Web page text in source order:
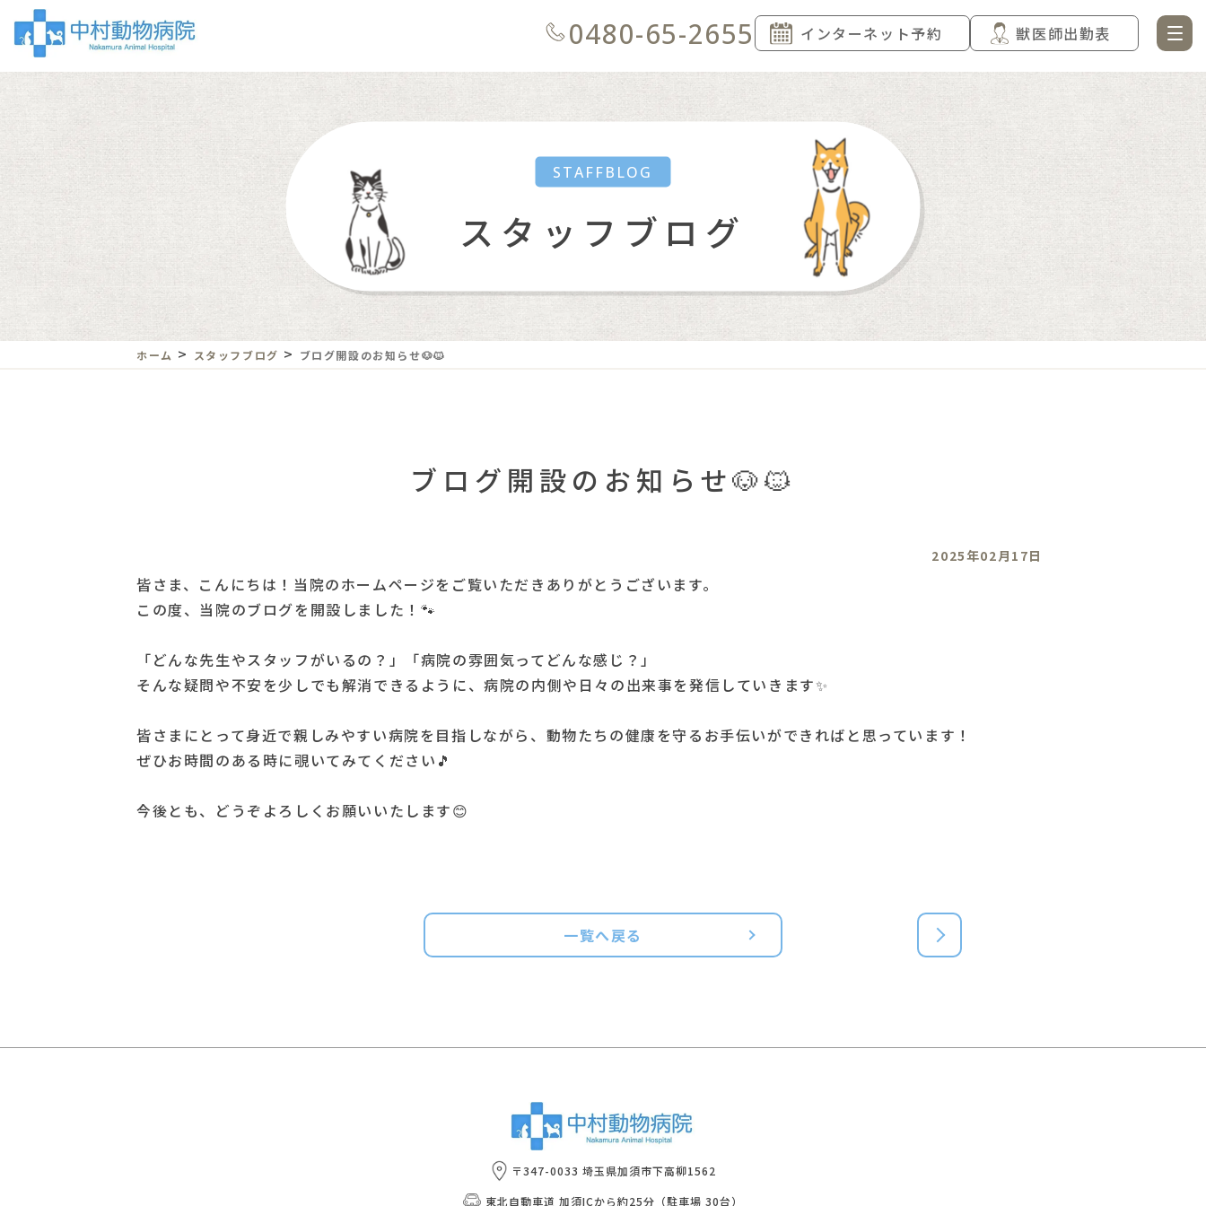
0480-65-2655 インターネット予約 獣医師出勤表
スタッフブログ
STAFFBLOG
ホーム > スタッフブログ > ブログ開設のお知らせ🐶🐱
ブログ開設のお知らせ🐶🐱
2025年02月17日
皆さま、こんにちは！当院のホームページをご覧いただきありがとうございます。
この度、当院のブログを開設しました！🐾
「どんな先生やスタッフがいるの？」「病院の雰囲気ってどんな感じ？」
そんな疑問や不安を少しでも解消できるように、病院の内側や日々の出来事を発信していきます✨
皆さまにとって身近で親しみやすい病院を目指しながら、動物たちの健康を守るお手伝いができればと思っています！
ぜひお時間のある時に覗いてみてください🎵
今後とも、どうぞよろしくお願いいたします😊
一覧へ戻る
〒347-0033 埼玉県加須市下高柳1562
東北自動車道 加須ICから約25分（駐車場 30台）